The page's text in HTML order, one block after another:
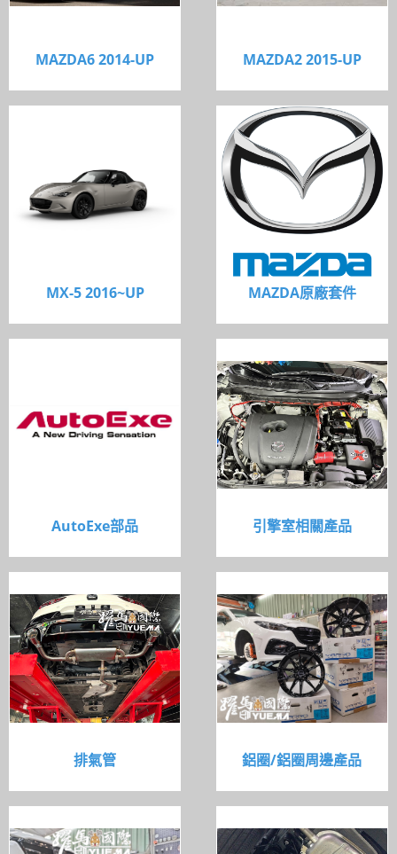
MAZDA6 2014-UP MAZDA2 2015-UP
MX-5 2016~UP MAZDA原廠套件
AutoExe部品 引擎室相關產品
排氣管 鋁圈/鋁圈周邊產品